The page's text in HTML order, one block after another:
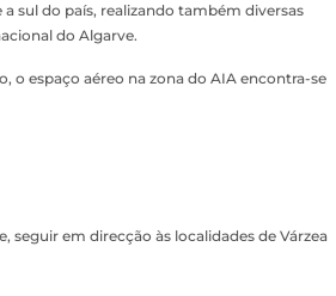
sul do país, realizando também diversas
do Algarve.
o espaço aéreo na zona do AIA encontra-se
seguir em direcção às localidades de Várzea